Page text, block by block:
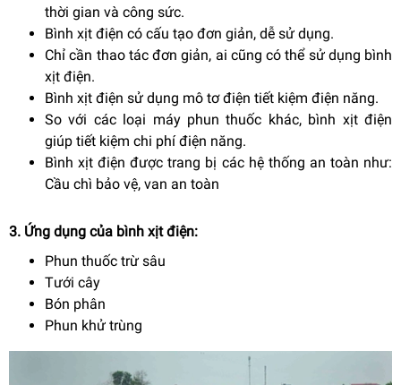
thời gian và công sức.
Bình xịt điện có cấu tạo đơn giản, dễ sử dụng.
Chỉ cần thao tác đơn giản, ai cũng có thể sử dụng bình
xịt điện.
Bình xịt điện sử dụng mô tơ điện tiết kiệm điện năng.
So với các loại máy phun thuốc khác, bình xịt điện
giúp tiết kiệm chi phí điện năng.
Bình xịt điện được trang bị các hệ thống an toàn như:
Cầu chì bảo vệ, van an toàn
3. Ứng dụng của bình xịt điện:
Phun thuốc trừ sâu
Tưới cây
Bón phân
Phun khử trùng